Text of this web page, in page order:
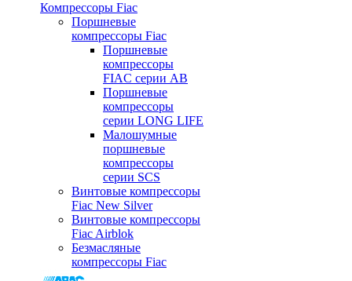
Компрессоры Fiac
Поршневые
компрессоры Fiac
Поршневые
компрессоры
FIAC серии AB
Поршневые
компрессоры
серии LONG LIFE
Малошумные
поршневые
компрессоры
серии SCS
Винтовые компрессоры
Fiac New Silver
Винтовые компрессоры
Fiac Airblok
Безмасляные
компрессоры Fiac